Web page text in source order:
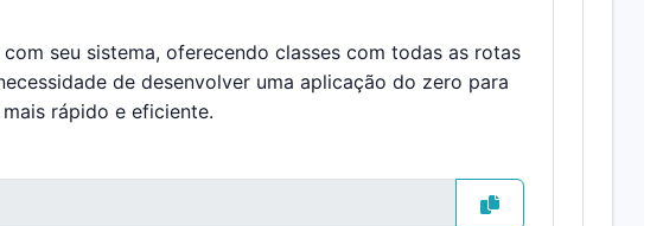
seu sistema, oferecendo classes com todas as rotas
de desenvolver uma aplicação do zero para
rápido e eficiente.